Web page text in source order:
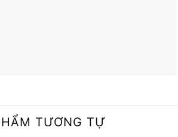
TƯƠNG TỰ